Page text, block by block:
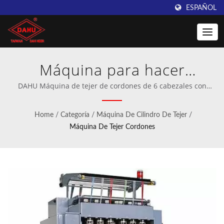
ESPAÑOL
Máquina para hacer
cordones de zapatos,
Máquina de trenzado de
punto, Máquina de tejer
de cordones de ajuste |
Máquinas de urdido
innovadoras de Taiwan
DAHU Máquina de tejer de cordones de 6 cabezales con
doble alimentador para cordones de zapatos y cuerda de
goma elástica | Fabricante profesional de maquinaria de
ganchillo y tejido de urdimbre.
Home / Categoría / Máquina De Cilindro De Tejer /
Máquina De Tejer Cordones